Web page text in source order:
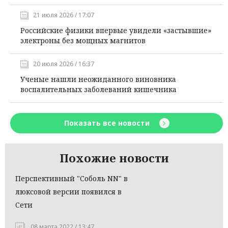
21 июля 2026 / 17:07
Российские физики впервые увидели «застывшие»
электроны без мощных магнитов
20 июля 2026 / 16:37
Ученые нашли неожиданного виновника
воспалительных заболеваний кишечника
Показать все новости
Похожие новости
Перспективный "Соболь NN" в
люксовой версии появился в
Сети